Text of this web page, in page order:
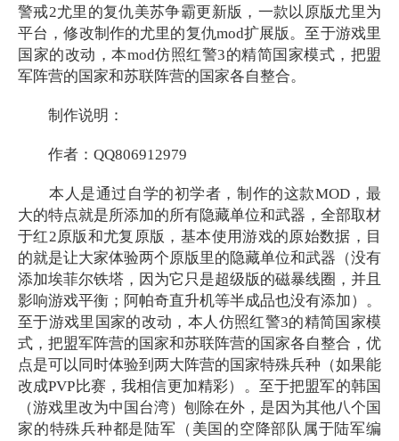
警戒2尤里的复仇美苏争霸更新版，一款以原版尤里为
平台，修改制作的尤里的复仇mod扩展版。至于游戏里
国家的改动，本mod仿照红警3的精简国家模式，把盟
军阵营的国家和苏联阵营的国家各自整合。
制作说明：
作者：QQ806912979
本人是通过自学的初学者，制作的这款MOD，最
大的特点就是所添加的所有隐藏单位和武器，全部取材
于红2原版和尤复原版，基本使用游戏的原始数据，目
的就是让大家体验两个原版里的隐藏单位和武器（没有
添加埃菲尔铁塔，因为它只是超级版的磁暴线圈，并且
影响游戏平衡；阿帕奇直升机等半成品也没有添加）。
至于游戏里国家的改动，本人仿照红警3的精简国家模
式，把盟军阵营的国家和苏联阵营的国家各自整合，优
点是可以同时体验到两大阵营的国家特殊兵种（如果能
改成PVP比赛，我相信更加精彩）。至于把盟军的韩国
（游戏里改为中国台湾）刨除在外，是因为其他八个国
家的特殊兵种都是陆军（美国的空降部队属于陆军编